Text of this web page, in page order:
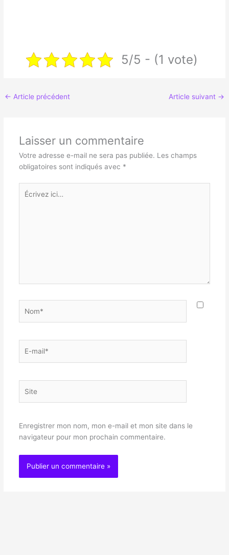
5/5 - (1 vote)
← Article précédent Article suivant →
Laisser un commentaire
Votre adresse e-mail ne sera pas publiée. Les champs
obligatoires sont indiqués avec *
Écrivez
ici…
mail*
Enregistrer mon nom, mon e-mail et mon site dans le
navigateur pour mon prochain commentaire.